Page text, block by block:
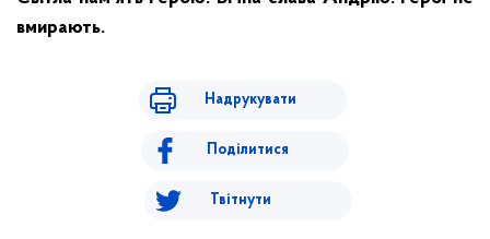
вмирають.
Надрукувати
Поділитися
Твітнути